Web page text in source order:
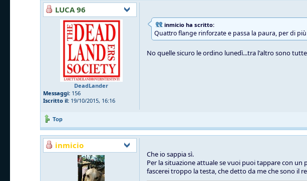
LUCA 96
DeadLander
Messaggi: 156
Iscritto il: 19/10/2015, 16:16
inmicio ha scritto:
Quattro flange rinforzate e passa la paura, per di
No quelle sicuro le ordino lunedì...tra l'altro sono
Top
inmicio
Che io sappia sì.
Per la situazione attuale se vuoi puoi tappare con
fascerei troppo la testa, che detto da me che sono il